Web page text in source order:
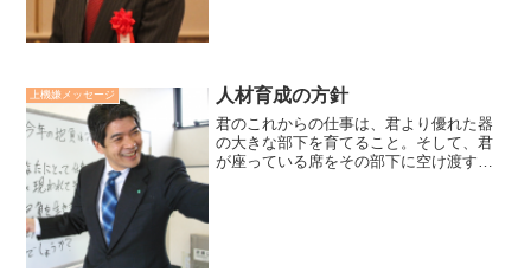
上機嫌メッセージ 人材育成の方針
君のこれからの仕事は、君より優れた器
の大きな部下を育てること。そして、君
が座っている席をその部下に空け渡すこ